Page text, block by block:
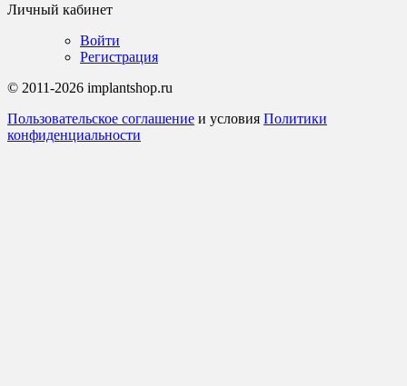
Личный кабинет
Войти
Регистрация
© 2011-2026 implantshop.ru
Пользовательское соглашение и условия Политики
конфиденциальности